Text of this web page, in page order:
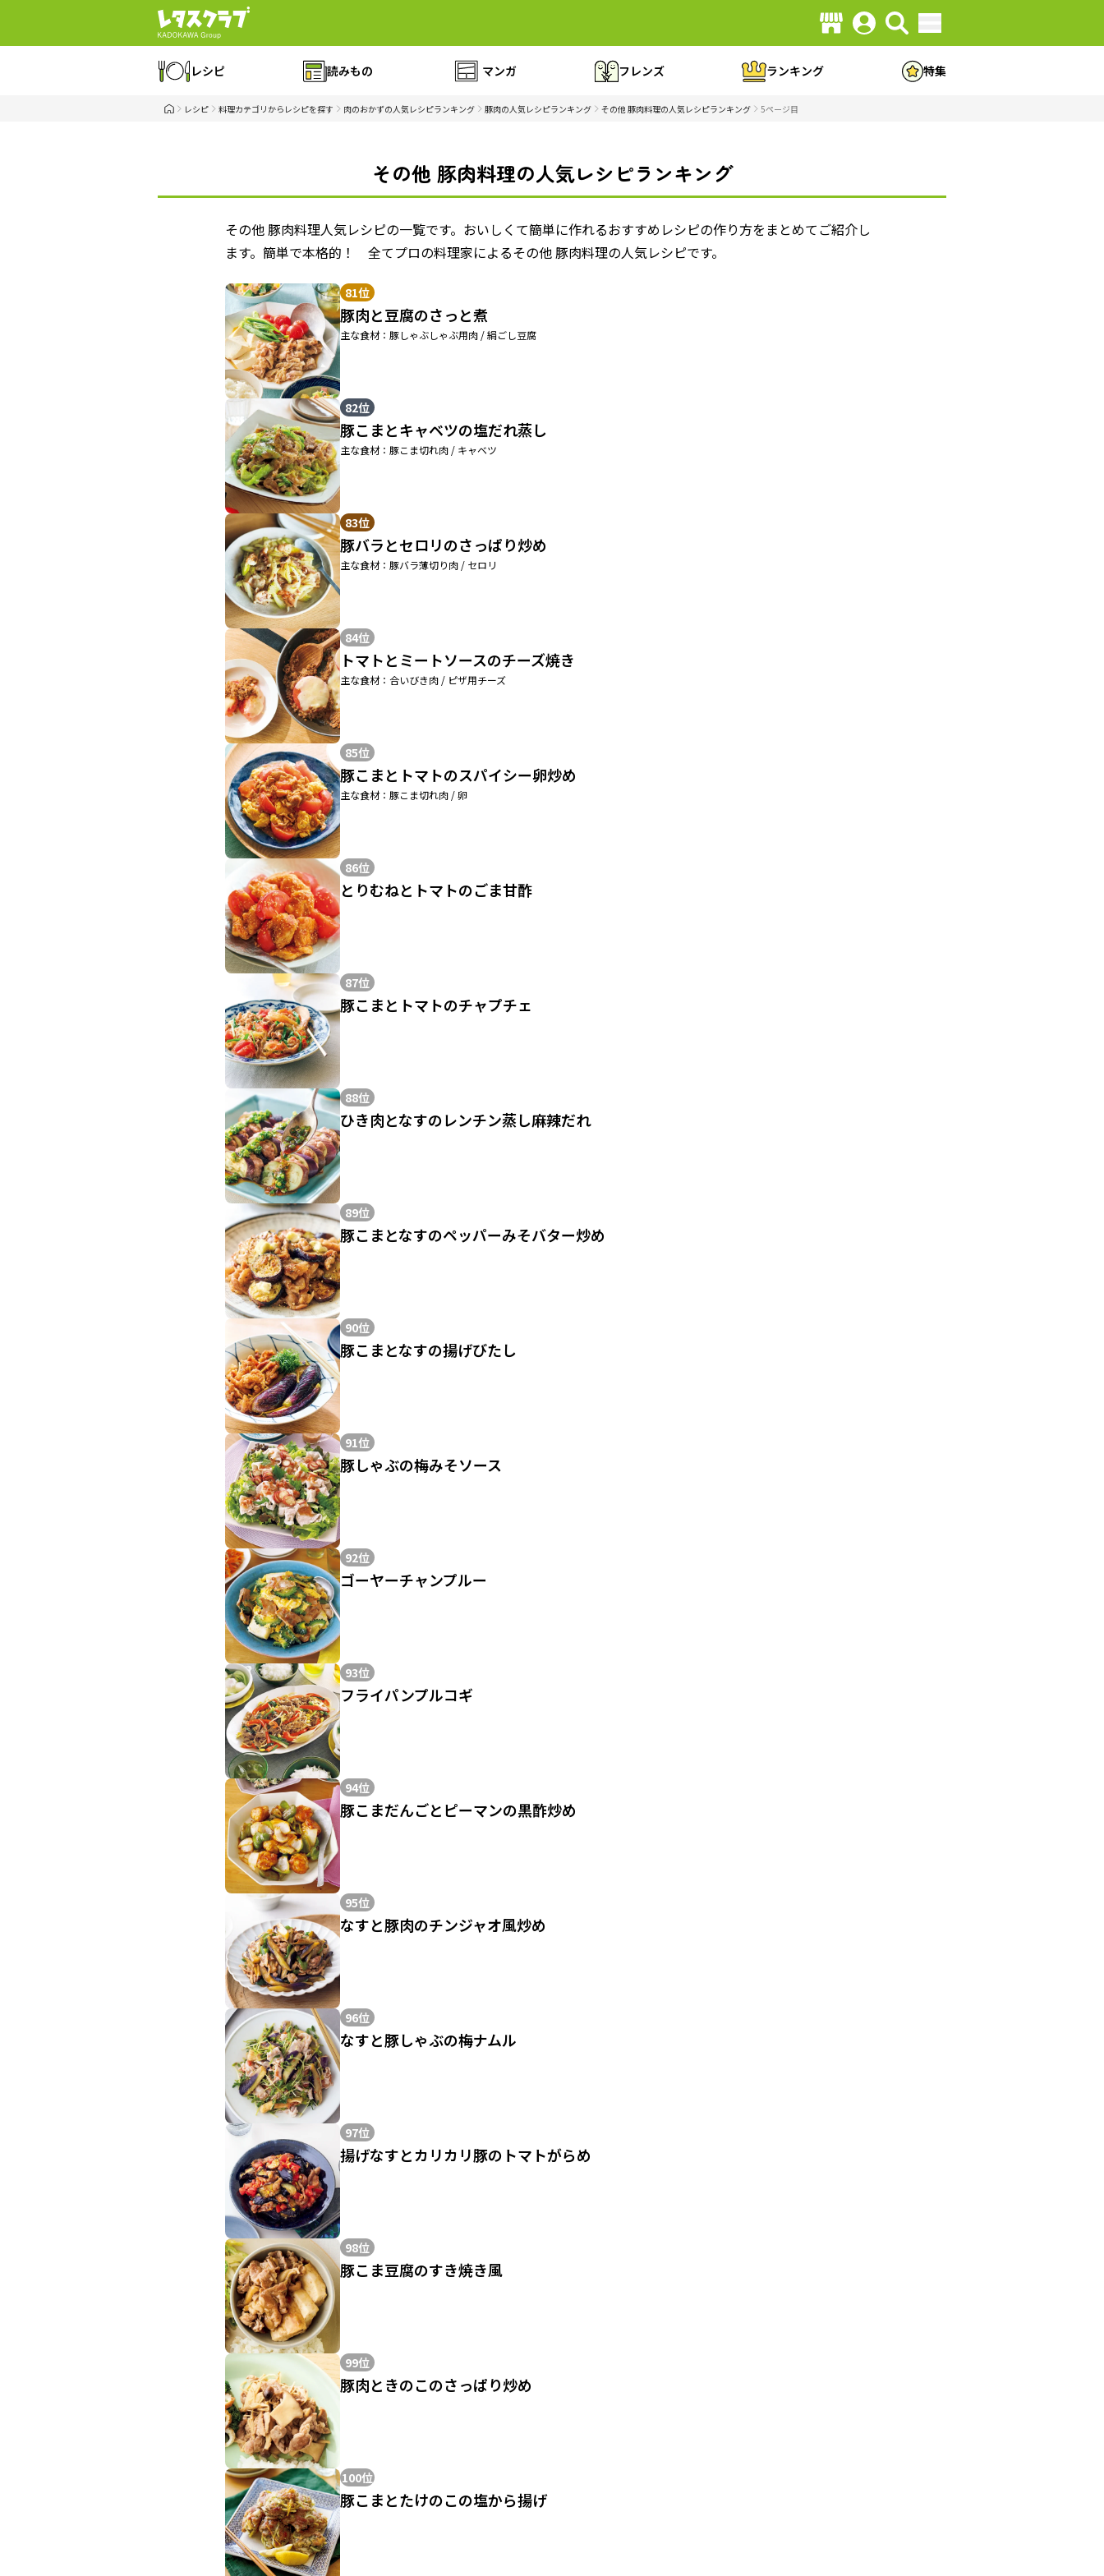
レシピ 読みもの マンガ フレンズ ランキング 特集
レシピ 料理カテゴリからレシピを探す 肉のおかずの人気レシピランキング 豚肉の人気レシピランキング その他 豚肉料理の人気レシピランキング 5ページ目
その他 豚肉料理の人気レシピランキング
その他 豚肉料理人気レシピの一覧です。おいしくて簡単に作れるおすすめレシピの作り方をまとめてご紹介し
ます。簡単で本格的！ 全てプロの料理家によるその他 豚肉料理の人気レシピです。
81位
豚肉と豆腐のさっと煮
主な食材：豚しゃぶしゃぶ用肉 / 絹ごし豆腐
82位
豚こまとキャベツの塩だれ蒸し
主な食材：豚こま切れ肉 / キャベツ
83位
豚バラとセロリのさっぱり炒め
主な食材：豚バラ薄切り肉 / セロリ
84位
トマトとミートソースのチーズ焼き
主な食材：合いびき肉 / ピザ用チーズ
85位
豚こまとトマトのスパイシー卵炒め
主な食材：豚こま切れ肉 / 卵
86位
とりむねとトマトのごま甘酢
87位
豚こまとトマトのチャプチェ
88位
ひき肉となすのレンチン蒸し麻辣だれ
89位
豚こまとなすのペッパーみそバター炒め
90位
豚こまとなすの揚げびたし
91位
豚しゃぶの梅みそソース
92位
ゴーヤーチャンプルー
93位
フライパンプルコギ
94位
豚こまだんごとピーマンの黒酢炒め
95位
なすと豚肉のチンジャオ風炒め
96位
なすと豚しゃぶの梅ナムル
97位
揚げなすとカリカリ豚のトマトがらめ
98位
豚こま豆腐のすき焼き風
99位
豚肉ときのこのさっぱり炒め
100位
豚こまとたけのこの塩から揚げ